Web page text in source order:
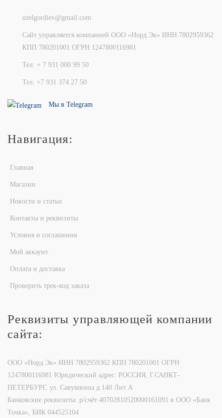
uzelgordiev@gmail.com
Сайт управляется компанией ООО «Норд Эк» ИНН 7802959362
КПП 780201001 ОГРН 1247800116981
Тел: + 7 931 000 99 50
Тел: +7 931 374 27 50
Мы в Telegram
Навигация:
Главная
Магазин
Новости и статьи
Контакты и реквизиты
Условия и соглашения
Мой аккаунт
Оплата и доставка
Проверить трек-код заказа
Реквизиты управляющей компании
сайта:
ООО «Норд Эк» ИНН 7802959362 КПП 780201001 ОГРН
1247800116981 Юридический адрес: РОССИЯ, Г.САНКТ-
ПЕТЕРБУРГ, ул. Савушкина д 140 Лит А
Банковские реквизиты: р/счёт 40702810520000161091 в ООО «Банк
Точка», БИК 044525104